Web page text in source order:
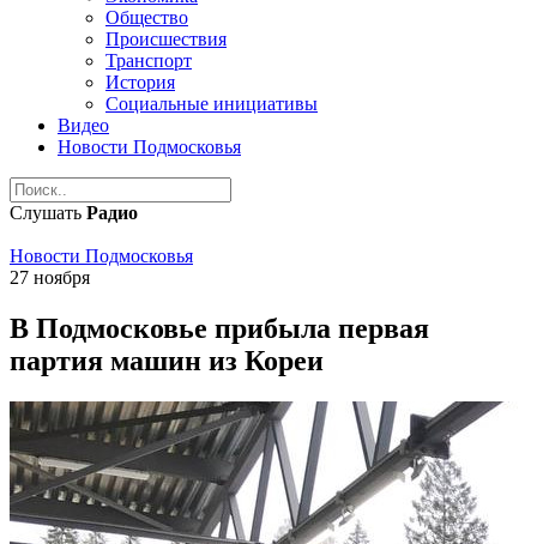
Общество
Происшествия
Транспорт
История
Социальные инициативы
Видео
Новости Подмосковья
Слушать Радио
Новости Подмосковья
27 ноября
В Подмосковье прибыла первая
партия машин из Кореи